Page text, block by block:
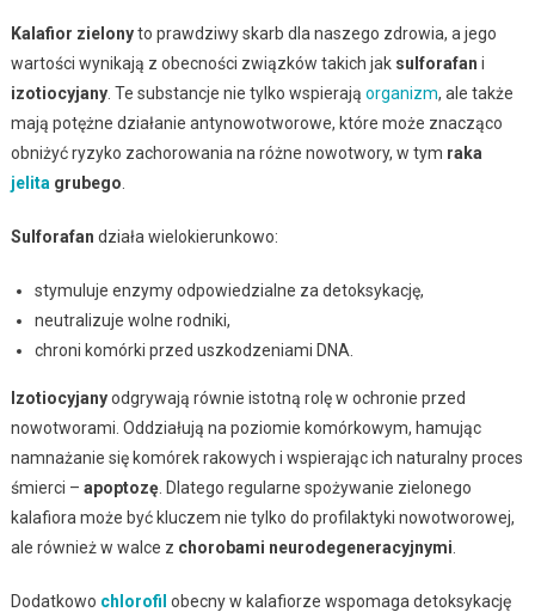
Kalafior zielonyto prawdziwy skarb dla naszego zdrowia, a jego
wartości wynikają z obecności związków takich jak sulforafan i
izotiocyjany. Te substancje nie tylko wspierają organizm, ale także
mają potężne działanie antynowotworowe, które może znacząco
obniżyć ryzyko zachorowania na różne nowotwory, w tym raka
jelita grubego
Sulforafan działa wielokierunkowo:
stymuluje enzymy odpowiedzialne za detoksykację,
neutralizuje wolne rodniki,
chroni komórki przed uszkodzeniami DNA.
Izotiocyjanyodgrywają równie istotną rolę w ochronie przed
nowotworami. Oddziałują na poziomie komórkowym, hamując
namnażanie się komórek rakowych i wspierając ich naturalny proces
śmierci – apoptozę. Dlatego regularne spożywanie zielonego
kalafiora może być kluczem nie tylko do profilaktyki nowotworowej,
ale również w walce z chorobami neurodegeneracyjnymi
Dodatkowo chlorofil obecny w kalafiorze wspomaga detoksykację